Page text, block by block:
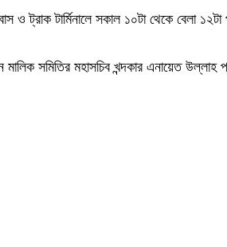
ও ট্রাক টার্মিনালে সকাল ১০টা থেকে বেলা
মালিক সমিতির মহাসচিব খন্দকার এনায়েত